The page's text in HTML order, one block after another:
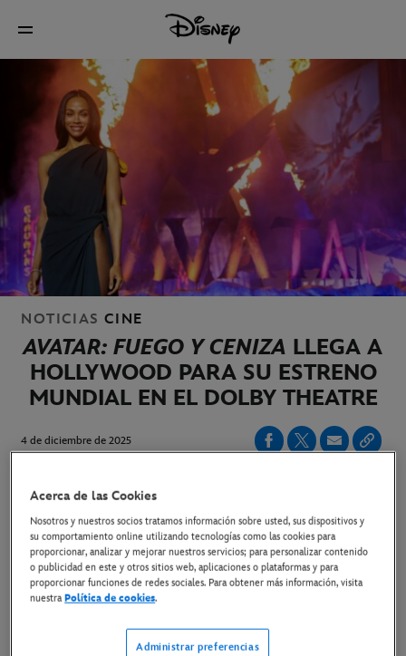
NOTICIAS CINE
AVATAR: FUEGO Y CENIZA LLEGA A
HOLLYWOOD PARA SU ESTRENO
MUNDIAL EN EL DOLBY THEATRE
4 de diciembre de 2025
ESTRENO SOLO EN CINES EL 19 DE DICIEMBRE
LINK A LAS FOTOS DE LA PREMIERE
LINK AL TRÁILER
LINK AL MATERIAL DISPONIBLE
Acerca de las Cookies
Nosotros y nuestros socios tratamos información sobre usted, sus dispositivos y
su comportamiento online utilizando tecnologías como las cookies para
proporcionar, analizar y mejorar nuestros servicios; para personalizar contenido
o publicidad en este y otros sitios web, aplicaciones o plataformas y para
proporcionar funciones de redes sociales. Para obtener más información, visita
nuestraPolítica de cookies.
Administrar preferencias